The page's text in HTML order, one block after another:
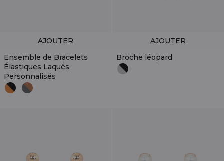
Ensemble de Bracelets
Élastiques Laqués
Personnalisés
AJOUTER
Broche léopard
AJOUTER